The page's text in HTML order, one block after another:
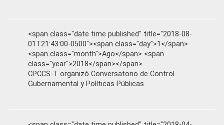
<span class="date time published" title="2018-08-
01T21:43:00-0500"><span class="day">1</span>
<span class="month">Ago</span> <span
class="year">2018</span></span>
CPCCS-T organizó Conversatorio de Control
Gubernamental y Políticas Públicas